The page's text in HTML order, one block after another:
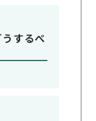
するべ